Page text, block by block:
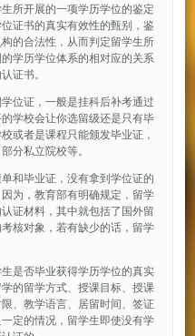
所开展的一项学历学位的鉴定
证书的真实有效性的甄别，鉴
的合法性，从而判定留学生所
学历学位体系的相对应的关系
证书。
位证，一般是挂科后补考通过
学校会让你选留级还是只有毕
或者是课程只能颁发毕业证，
分私立院校等。
和毕业证，没有拿到学位证的
为，教育部有明确规定，留学
证材料，其中就包括了国外留
核对象，若有缺少的话，留学
是否毕业获得学历学位的真实
的留学方式、授课目标、授课
、教学语言、居留时间、签证
定的情况，留学生即使没有学